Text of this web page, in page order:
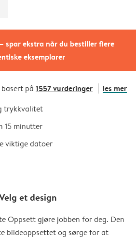
spar ekstra når du bestiller flere
eksemplarer
basert på 1557 vurderinger les mer
trykkvalitet
15 minutter
viktige datoer
et design
Oppsett gjøre jobben for deg. Den
bildeoppsettet og sørge for at